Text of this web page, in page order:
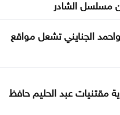
الشادر
الجنايني تشعل مواقع
مقتنيات عبد الحليم حافظ